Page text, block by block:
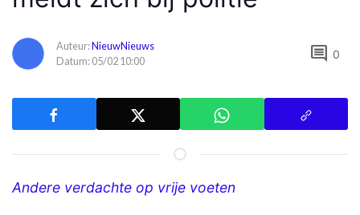
Auteur:NieuwNieuws
Datum: 05/02 10:00
comment 0
Andere verdachte op vrije voeten